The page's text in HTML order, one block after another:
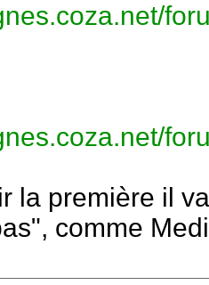
la première il
comme